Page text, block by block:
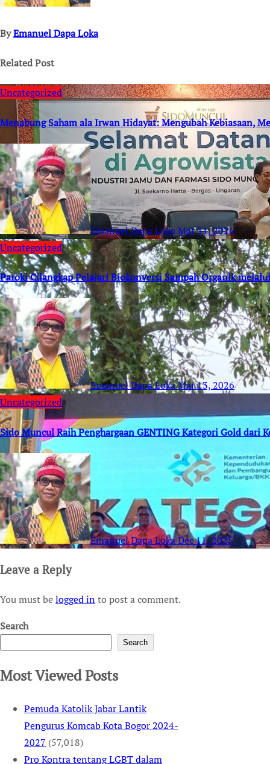
ByEmanuel Dapa Loka
Related Post
Uncategorized
Menabung Saham ala Irwan Hidayat: Mengubah Kebiasaan,
Emanuel Dapa LokaMar 31, 2026
Uncategorized
Paroki Cilangkap Pelajari Biokonversi Sampah Organik
Emanuel Dapa LokaMar 13, 2026
Uncategorized
Sido Muncul Raih Penghargaan GENTING Kategori Gold dari
Emanuel Dapa LokaDec 11, 2025
Leave a Reply
You must belogged into post a comment.
Search
Search
Most Viewed Posts
Pemuda Katolik Jabar Lantik
Pengurus Komcab Kota Bogor 2024-
2027 (57,018)
Pro Kontra tentang LGBT dalam